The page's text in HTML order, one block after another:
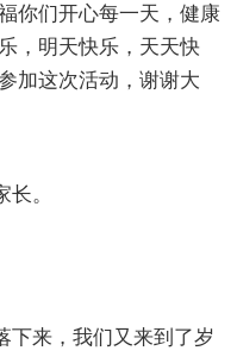
你们开心每一天，健康
，明天快乐，天天快
加这次活动，谢谢大
。
下来，我们又来到了岁